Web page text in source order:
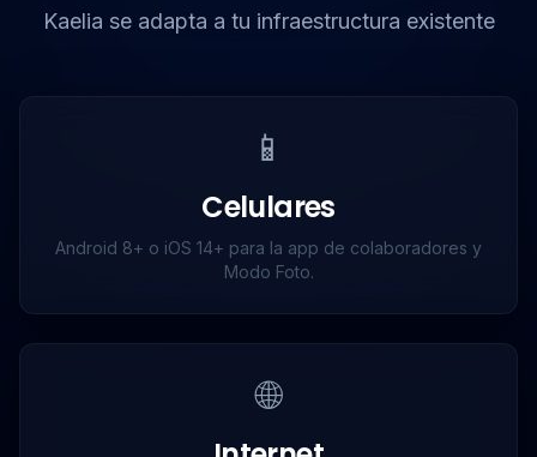
Kaelia se adapta a tu infraestructura existente
📱
Celulares
Android 8+ o iOS 14+ para la app de colaboradores y
Modo Foto.
🌐